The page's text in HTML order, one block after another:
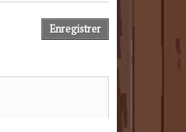
Enregistrer